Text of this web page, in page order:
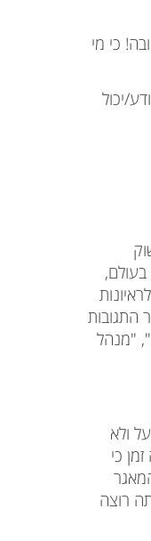
כי מי
יכול
בעולם,
התגובות
"מנהל
ולא
כי
אדירה והן מסוגלות לעזור במקרה הטוב, ל- 10% מהמאגר
רוצה